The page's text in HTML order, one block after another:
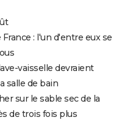
: l'un d'entre eux se
vaisselle devraient
salle de bain
sur le sable sec de la
de trois fois plus